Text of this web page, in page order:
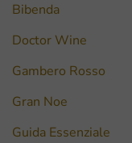
Bibenda
Doctor Wine
Gambero Rosso
Gran Noe
Guida Essenziale